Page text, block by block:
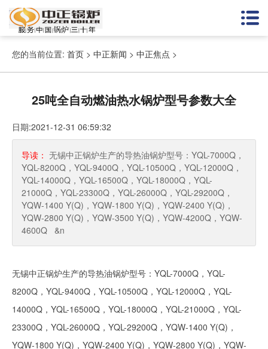
您的当前位置: 首页 > 中正新闻 > 中正焦点 >
25吨全自动燃油热水锅炉型号参数大全
日期:2021-12-31 06:59:32
导读： 无锡中正锅炉生产的导热油锅炉型号：YQL-7000Q，
YQL-8200Q，YQL-9400Q，YQL-10500Q，YQL-12000Q，
YQL-14000Q，YQL-16500Q，YQL-18000Q，YQL-
21000Q，YQL-23300Q，YQL-26000Q，YQL-29200Q，
YQW-1400 Y(Q)，YQW-1800 Y(Q)，YQW-2400 Y(Q)，
YQW-2800 Y(Q)，YQW-3500 Y(Q)，YQW-4200Q，YQW-
4600Q &n
无锡中正锅炉生产的导热油锅炉型号：YQL-7000Q，YQL-
8200Q，YQL-9400Q，YQL-10500Q，YQL-12000Q，YQL-
14000Q，YQL-16500Q，YQL-18000Q，YQL-21000Q，YQL-
23300Q，YQL-26000Q，YQL-29200Q，YQW-1400 Y(Q)，
YQW-1800 Y(Q)，YQW-2400 Y(Q)，YQW-2800 Y(Q)，YQW-